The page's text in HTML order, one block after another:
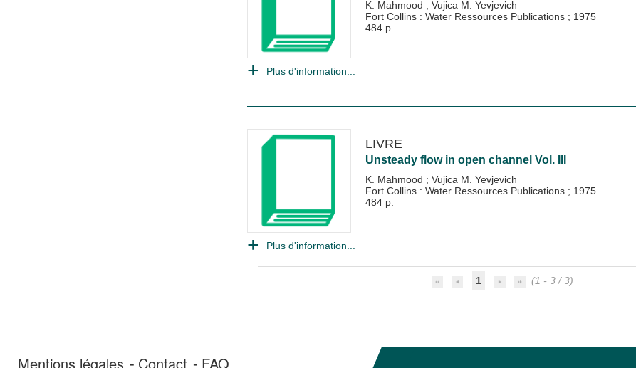
K. Mahmood ; Vujica M. Yevjevich
Fort Collins : Water Ressources Publications ; 1975
484 p.
Plus d'information...
LIVRE
Unsteady flow in open channel Vol. III
K. Mahmood ; Vujica M. Yevjevich
Fort Collins : Water Ressources Publications ; 1975
484 p.
Plus d'information...
1 (1 - 3 / 3)
Mentions légales Contact FAQ